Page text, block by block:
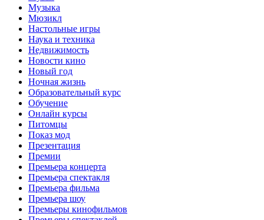
Музыка
Мюзикл
Настольные игры
Наука и техника
Недвижимость
Новости кино
Новый год
Ночная жизнь
Образовательный курс
Обучение
Онлайн курсы
Питомцы
Показ мод
Презентация
Премии
Премьера концерта
Премьера спектакля
Премьера фильма
Премьера шоу
Премьеры кинофильмов